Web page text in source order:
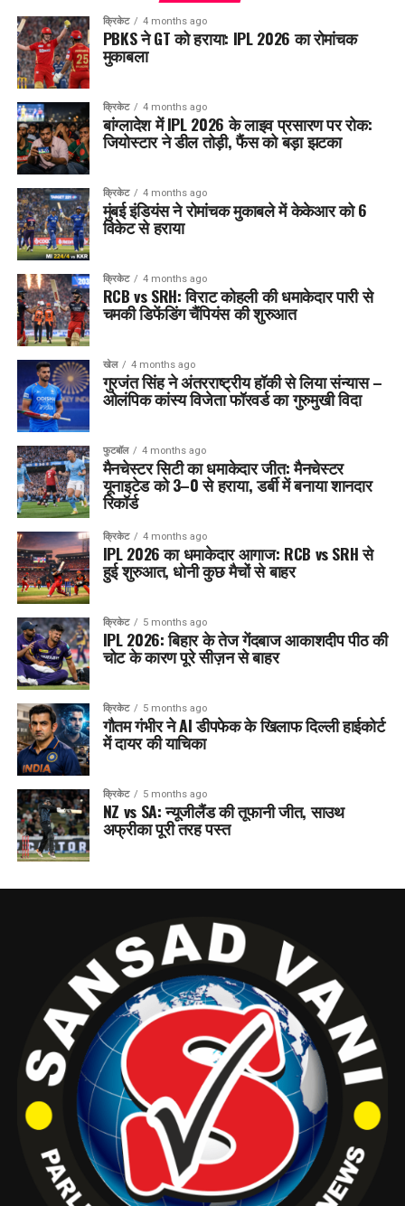
क्रिकेट 4 months ago
PBKS ने GT को हराया: IPL 2026 का रोमांचक
मुकाबला
क्रिकेट 4 months ago
बांग्लादेश में IPL 2026 के लाइव प्रसारण पर रोक:
जियोस्टार ने डील तोड़ी, फैंस को बड़ा झटका
क्रिकेट 4 months ago
मुंबई इंडियंस ने रोमांचक मुकाबले में केकेआर को 6
विकेट से हराया
क्रिकेट 4 months ago
RCB vs SRH: विराट कोहली की धमाकेदार पारी से
चमकी डिफेंडिंग चैंपियंस की शुरुआत
खेल 4 months ago
गुरजंत सिंह ने अंतरराष्ट्रीय हॉकी से लिया संन्यास –
ओलंपिक कांस्य विजेता फॉरवर्ड का गुरुमुखी विदा
फुटबॉल 4 months ago
मैनचेस्टर सिटी का धमाकेदार जीत: मैनचेस्टर
यूनाइटेड को 3–0 से हराया, डर्बी में बनाया शानदार
रिकॉर्ड
क्रिकेट 4 months ago
IPL 2026 का धमाकेदार आगाज: RCB vs SRH से
हुई शुरुआत, धोनी कुछ मैचों से बाहर
क्रिकेट 5 months ago
IPL 2026: बिहार के तेज गेंदबाज आकाशदीप पीठ की
चोट के कारण पूरे सीज़न से बाहर
क्रिकेट 5 months ago
गौतम गंभीर ने AI डीपफेक के खिलाफ दिल्ली हाईकोर्ट
में दायर की याचिका
क्रिकेट 5 months ago
NZ vs SA: न्यूजीलैंड की तूफानी जीत, साउथ
अफ्रीका पूरी तरह पस्त